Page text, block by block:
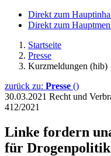
Direkt zum
Direkt zum
Startseite
Presse
Kurzmeldungen (hib)
zurück zu: Presse ()
30.03.2021 Recht und
412/2021
Linke fordern
für Drogenpolitik